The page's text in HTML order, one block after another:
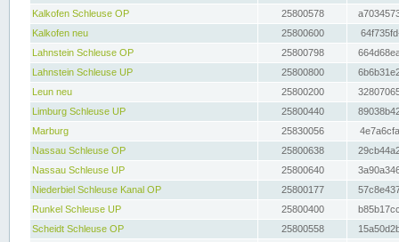
Kalkofen Schleuse OP
25800578
Kalkofen neu
25800600
Lahnstein Schleuse OP
25800798
Lahnstein Schleuse UP
25800800
Leun neu
25800200
Limburg Schleuse UP
25800440
Marburg
25830056
Nassau Schleuse OP
25800638
Nassau Schleuse UP
25800640
Niederbiel Schleuse Kanal OP
25800177
Runkel Schleuse UP
25800400
Scheidt Schleuse OP
25800558